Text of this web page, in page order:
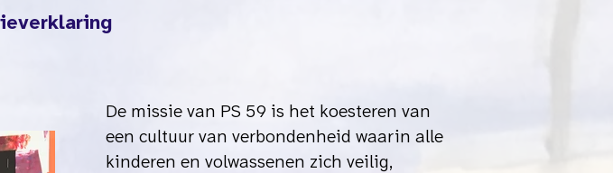
De missie van PS 59 is het koesteren van
een cultuur van verbondenheid waarin alle
kinderen en volwassenen zich veilig,